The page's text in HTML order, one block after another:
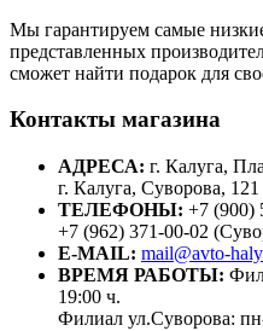
Мы гарантируем самые
представленных
сможет найти подарок для
Контакты магазина
АДРЕСА: г. Калуга,
г. Калуга, Суворова, 121
ТЕЛЕФОНЫ: +7 (900)
+7 (962) 371-00-02
E-MAIL: mail@avto-
ВРЕМЯ РАБОТЫ:
19:00 ч.
Филиал ул.Суворова: